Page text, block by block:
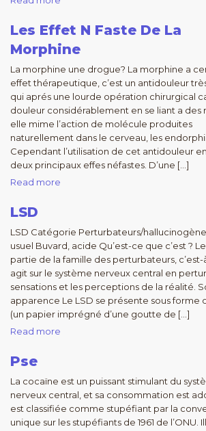
Les Effet N Faste De La
Morphine
La morphine une drogue? La morphine a
effet thérapeutique, c’est un antidouleur
qui aprés une lourde opération chirurgical
douleur considérablement en se liant a des
elle mime l’action de molécule produites
naturellement dans le cerveau, les
Cependant l’utilisation de cet antidouleur
deux principaux effes néfastes. D’une […]
Read more
LSD
LSD Catégorie Perturbateurs/
usuel Buvard, acide Qu’est-ce que c’est ?
partie de la famille des perturbateurs, c’est-
agit sur le système nerveux central en
sensations et les perceptions de la réalité.
apparence Le LSD se présente sous forme
(un papier imprégné d’une goutte de […]
Read more
Pse
La cocaïne est un puissant stimulant du
nerveux central, et sa consommation est
est classifiée comme stupéfiant par la
unique sur les stupéfiants de 1961 de l’ONU.